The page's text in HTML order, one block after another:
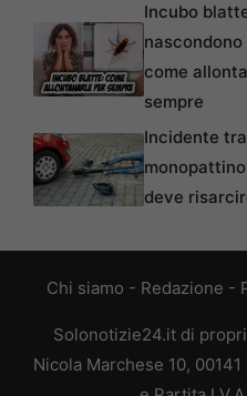
Incubo
nascondono
come
sempre
Incidente
deve
Chi siamo - Redazione -
Solonotizie24.it di
Nicola Marchese 10,